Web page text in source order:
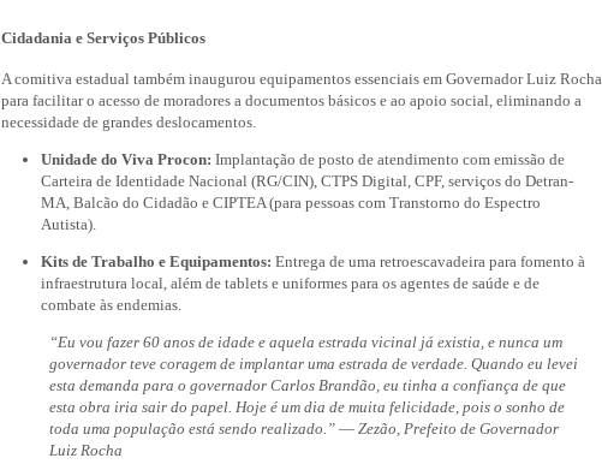
Cidadania e Serviços Públicos
A comitiva estadual também inaugurou equipamentos essenciais em Governador Luiz Rocha
para facilitar o acesso de moradores a documentos básicos e ao apoio social, eliminando a
necessidade de grandes deslocamentos.
Unidade do Viva Procon: Implantação de posto de atendimento com emissão de
Carteira de Identidade Nacional (RG/CIN), CTPS Digital, CPF, serviços do Detran-
MA, Balcão do Cidadão e CIPTEA (para pessoas com Transtorno do Espectro
Autista).
Kits de Trabalho e Equipamentos: Entrega de uma retroescavadeira para fomento à
infraestrutura local, além de tablets e uniformes para os agentes de saúde e de
combate às endemias.
“Eu vou fazer 60 anos de idade e aquela estrada vicinal já existia, e nunca um
governador teve coragem de implantar uma estrada de verdade. Quando eu levei
esta demanda para o governador Carlos Brandão, eu tinha a confiança de que
esta obra iria sair do papel. Hoje é um dia de muita felicidade, pois o sonho de
toda uma população está sendo realizado.” — Zezão, Prefeito de Governador
Luiz Rocha